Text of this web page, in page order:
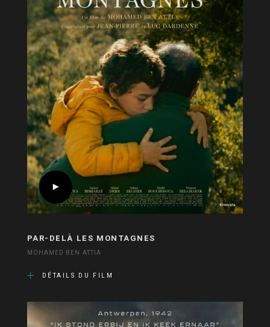
PAR-DELÀ LES MONTAGNES
MOHAMED BEN ATTIA
DÉTAILS DU FILM